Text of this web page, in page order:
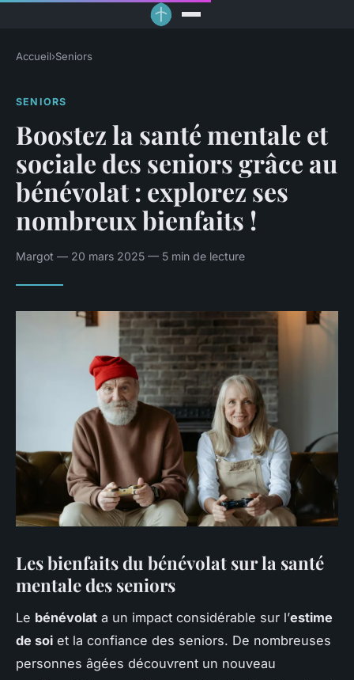
Accueil›Seniors
SENIORS
Boostez la santé mentale et
sociale des seniors grâce au
bénévolat : explorez ses
nombreux bienfaits !
Margot — 20 mars 2025 — 5 min de lecture
Les bienfaits du bénévolat sur la santé
mentale des seniors
Le bénévolat a un impact considérable sur l’estime
de soi et la confiance des seniors. De nombreuses
personnes âgées découvrent un nouveau